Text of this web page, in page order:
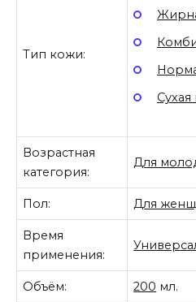
Тип кожи:
Возрастная
категория:
Для
Пол: Для
Время
применения:
Объём: 200 мл.